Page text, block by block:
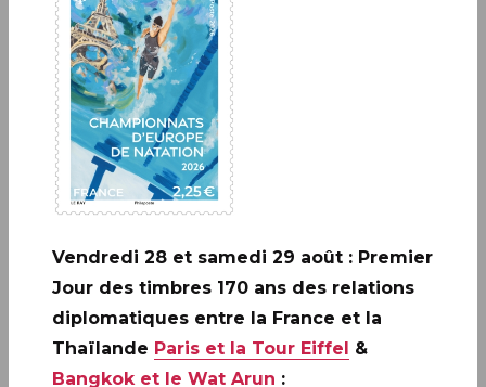
A ne pas rater: 20 ANS DE LA
CRÉATION DE PHILAPOSTE
2006 - 2026 / BLOC
EN SAVOIR PLUS
Vendredi 28 et samedi 29 août : Premier
Jour des timbres 170 ans des relations
diplomatiques entre la France et la
Thaïlande Paris et la Tour Eiffel &
Bangkok et le Wat Arun :